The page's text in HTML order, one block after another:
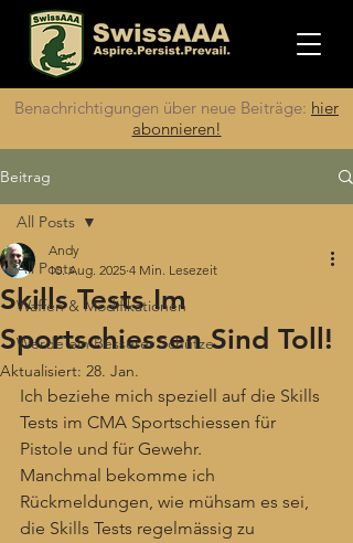
Benachrichtigungen über neue Beiträge: hier
abonnieren!
Beitrag
All Posts
Waffen & Modifikationen
Werde ein Besserer Schütze
All Posts
Skills Tests Im
Sportschiessen Sind Toll!
Andy
10. Aug. 2025 4 Min. Lesezeit
Aktualisiert: 28. Jan.
Ich beziehe mich speziell auf die Skills
Tests im CMA Sportschiessen für
Pistole und für Gewehr.
Manchmal bekomme ich
Rückmeldungen, wie mühsam es sei,
die Skills Tests regelmässig zu